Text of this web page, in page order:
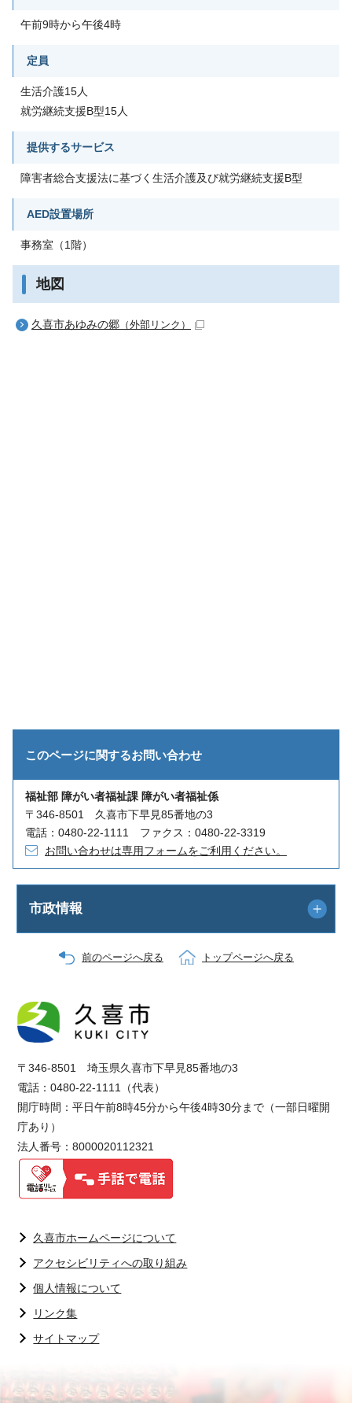
午前9時から午後4時
定員
生活介護15人
就労継続支援B型15人
提供するサービス
障害者総合支援法に基づく生活介護及び就労継続支援B型
AED設置場所
事務室（1階）
地図
久喜市あゆみの郷 （外部リンク）
このページに関するお問い合わせ
福祉部 障がい者福祉課 障がい者福祉係
〒346-8501 久喜市下早見85番地の3
電話：0480-22-1111 ファクス：0480-22-3319
お問い合わせは専用フォームをご利用ください。
市政情報
前のページへ戻る トップページへ戻る
〒346-8501 埼玉県久喜市下早見85番地の3
電話：0480-22-1111（代表）
開庁時間：平日午前8時45分から午後4時30分まで（一部日曜開
庁あり）
法人番号：8000020112321
久喜市ホームページについて
アクセシビリティへの取り組み
個人情報について
リンク集
サイトマップ